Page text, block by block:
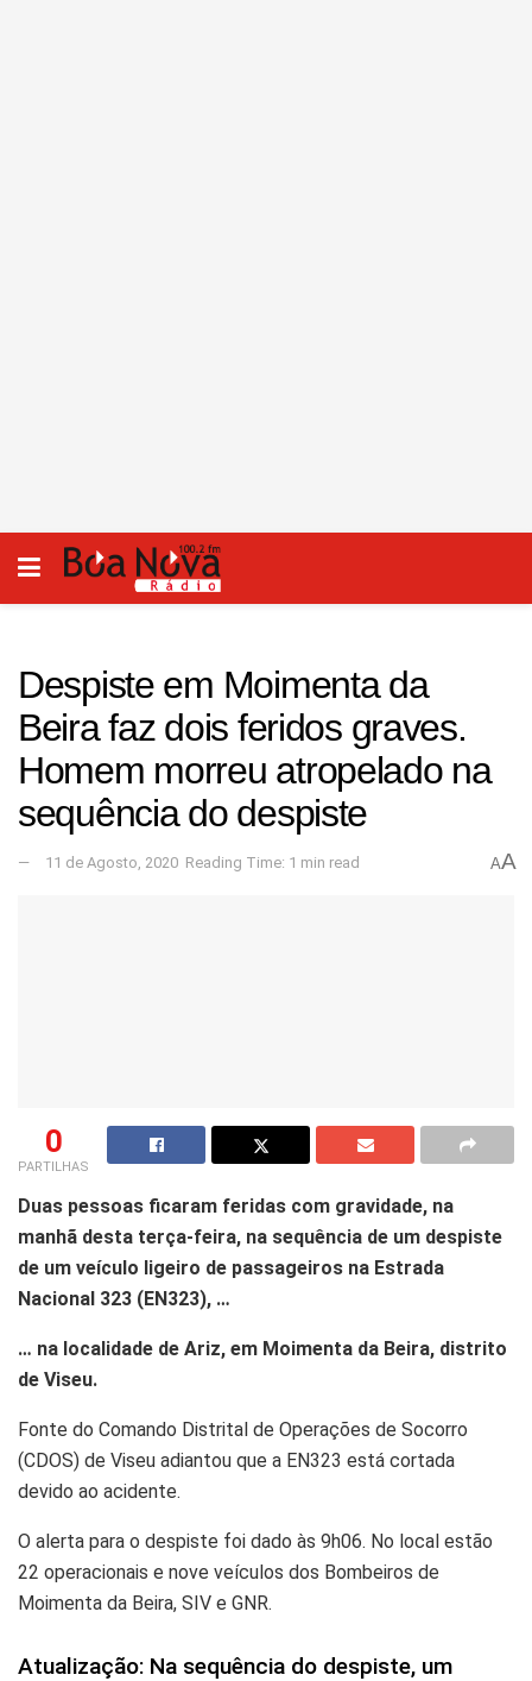
Despiste em Moimenta da
Beira faz dois feridos graves.
Homem morreu atropelado na
sequência do despiste
11 de Agosto, 2020 Reading Time: 1 min read AA
0
PARTILHAS
Duas pessoas ficaram feridas com gravidade, na
manhã desta terça-feira, na sequência de um despiste
de um veículo ligeiro de passageiros na Estrada
Nacional 323 (EN323), …
… na localidade de Ariz, em Moimenta da Beira, distrito
de Viseu.
Fonte do Comando Distrital de Operações de Socorro
(CDOS) de Viseu adiantou que a EN323 está cortada
devido ao acidente.
O alerta para o despiste foi dado às 9h06. No local estão
22 operacionais e nove veículos dos Bombeiros de
Moimenta da Beira, SIV e GNR.
Atualização: Na sequência do despiste, um